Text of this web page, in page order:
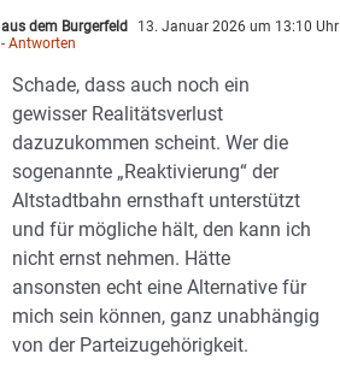
aus dem Burgerfeld
13. Januar 2026 um 13:10 Uhr
- Antworten
Schade, dass auch noch ein
gewisser Realitätsverlust
dazuzukommen scheint. Wer die
sogenannte „Reaktivierung“ der
Altstadtbahn ernsthaft unterstützt
und für mögliche hält, den kann ich
nicht ernst nehmen. Hätte
ansonsten echt eine Alternative für
mich sein können, ganz unabhängig
von der Parteizugehörigkeit.